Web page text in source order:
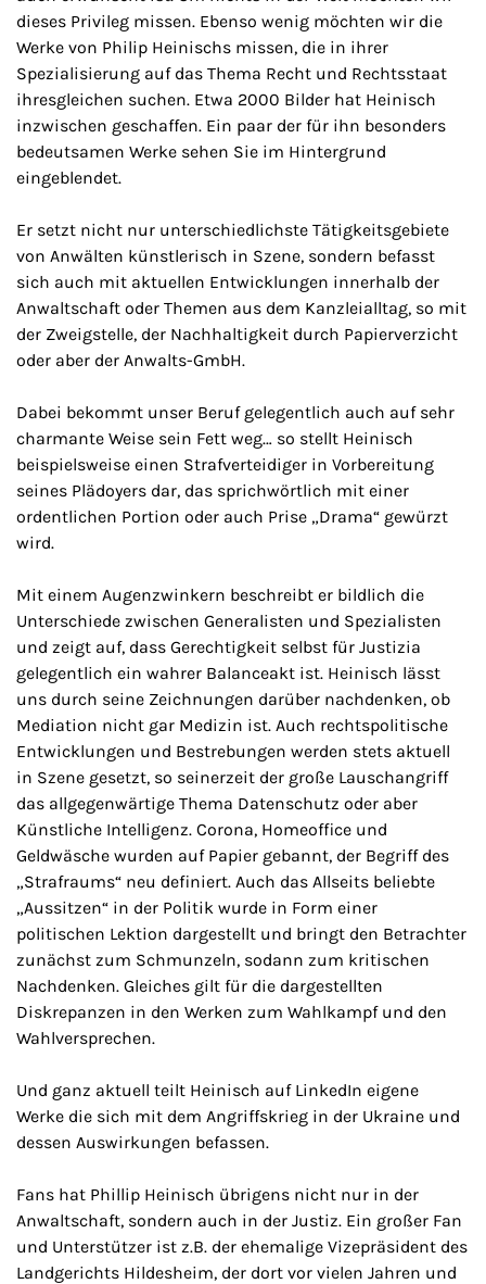
dieses Privileg missen. Ebenso wenig möchten wir die
Werke von Philip Heinischs missen, die in ihrer
Spezialisierung auf das Thema Recht und Rechtsstaat
ihresgleichen suchen. Etwa 2000 Bilder hat Heinisch
inzwischen geschaffen. Ein paar der für ihn besonders
bedeutsamen Werke sehen Sie im Hintergrund
eingeblendet.
Er setzt nicht nur unterschiedlichste Tätigkeitsgebiete
von Anwälten künstlerisch in Szene, sondern befasst
sich auch mit aktuellen Entwicklungen innerhalb der
Anwaltschaft oder Themen aus dem Kanzleialltag, so mit
der Zweigstelle, der Nachhaltigkeit durch Papierverzicht
oder aber der Anwalts-GmbH.
Dabei bekommt unser Beruf gelegentlich auch auf sehr
charmante Weise sein Fett weg… so stellt Heinisch
beispielsweise einen Strafverteidiger in Vorbereitung
seines Plädoyers dar, das sprichwörtlich mit einer
ordentlichen Portion oder auch Prise „Drama“ gewürzt
wird.
Mit einem Augenzwinkern beschreibt er bildlich die
Unterschiede zwischen Generalisten und Spezialisten
und zeigt auf, dass Gerechtigkeit selbst für Justizia
gelegentlich ein wahrer Balanceakt ist. Heinisch lässt
uns durch seine Zeichnungen darüber nachdenken, ob
Mediation nicht gar Medizin ist. Auch rechtspolitische
Entwicklungen und Bestrebungen werden stets aktuell
in Szene gesetzt, so seinerzeit der große Lauschangriff
das allgegenwärtige Thema Datenschutz oder aber
Künstliche Intelligenz. Corona, Homeoffice und
Geldwäsche wurden auf Papier gebannt, der Begriff des
„Strafraums“ neu definiert. Auch das Allseits beliebte
„Aussitzen“ in der Politik wurde in Form einer
politischen Lektion dargestellt und bringt den Betrachter
zunächst zum Schmunzeln, sodann zum kritischen
Nachdenken. Gleiches gilt für die dargestellten
Diskrepanzen in den Werken zum Wahlkampf und den
Wahlversprechen.
Und ganz aktuell teilt Heinisch auf LinkedIn eigene
Werke die sich mit dem Angriffskrieg in der Ukraine und
dessen Auswirkungen befassen.
Fans hat Phillip Heinisch übrigens nicht nur in der
Anwaltschaft, sondern auch in der Justiz. Ein großer Fan
und Unterstützer ist z.B. der ehemalige Vizepräsident des
Landgerichts Hildesheim, der dort vor vielen Jahren und